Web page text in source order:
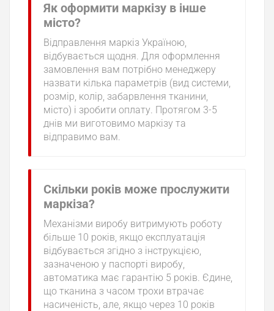
Як оформити маркізу в інше
місто?
Відправлення маркіз Україною,
відбувається щодня. Для оформлення
замовлення вам потрібно менеджеру
назвати кілька параметрів (вид системи,
розмір, колір, забарвлення тканини,
місто) і зробити оплату. Протягом 3-5
днів ми виготовимо маркізу та
відправимо вам.
Скільки років може прослужити
маркіза?
Механізми виробу витримують роботу
більше 10 років, якщо експлуатація
відбувається згідно з інструкцією,
зазначеною у паспорті виробу,
автоматика має гарантію 5 років. Єдине,
що тканина з часом трохи втрачає
насиченість, але, якщо через 10 років